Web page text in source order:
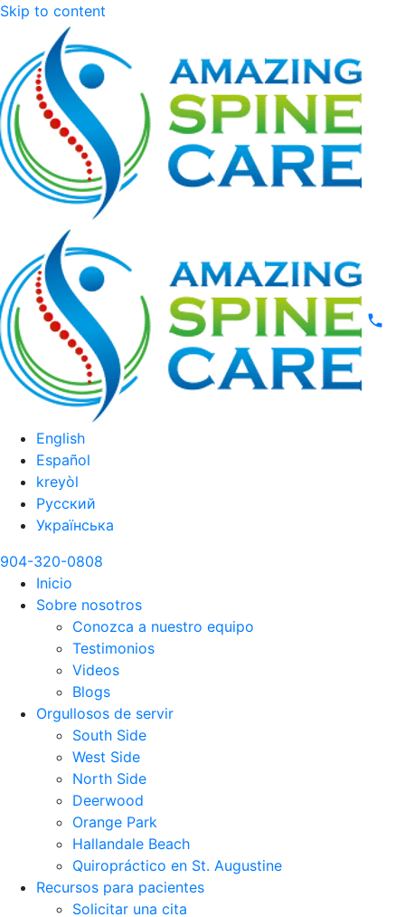
Skip to content
English
Español
kreyòl
Русский
Українська
904-320-0808
Inicio
Sobre nosotros
Conozca a nuestro equipo
Testimonios
Videos
Blogs
Orgullosos de servir
South Side
West Side
North Side
Deerwood
Orange Park
Hallandale Beach
Quiropráctico en St. Augustine
Recursos para pacientes
Solicitar una cita